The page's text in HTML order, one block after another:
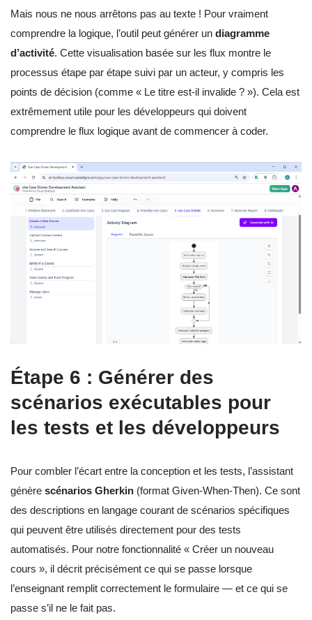
Mais nous ne nous arrêtons pas au texte ! Pour vraiment
comprendre la logique, l’outil peut générer un diagramme
d’activité. Cette visualisation basée sur les flux montre le
processus étape par étape suivi par un acteur, y compris les
points de décision (comme « Le titre est-il invalide ? »). Cela est
extrêmement utile pour les développeurs qui doivent
comprendre le flux logique avant de commencer à coder.
Étape 6 : Générer des
scénarios exécutables pour
les tests et les développeurs
Pour combler l’écart entre la conception et les tests, l’assistant
génère scénarios Gherkin (format Given-When-Then). Ce sont
des descriptions en langage courant de scénarios spécifiques
qui peuvent être utilisés directement pour des tests
automatisés. Pour notre fonctionnalité « Créer un nouveau
cours », il décrit précisément ce qui se passe lorsque
l’enseignant remplit correctement le formulaire — et ce qui se
passe s’il ne le fait pas.